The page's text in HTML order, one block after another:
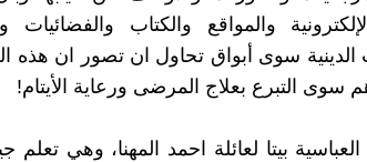
والمواقع والكتاب
سوى أبواق تحاول ان تصور ان هذه
سوى التبرع بعلاج المرضى ورعاية الأيتام!
العباسية بيتا لعائلة احمد المهنا، وهي